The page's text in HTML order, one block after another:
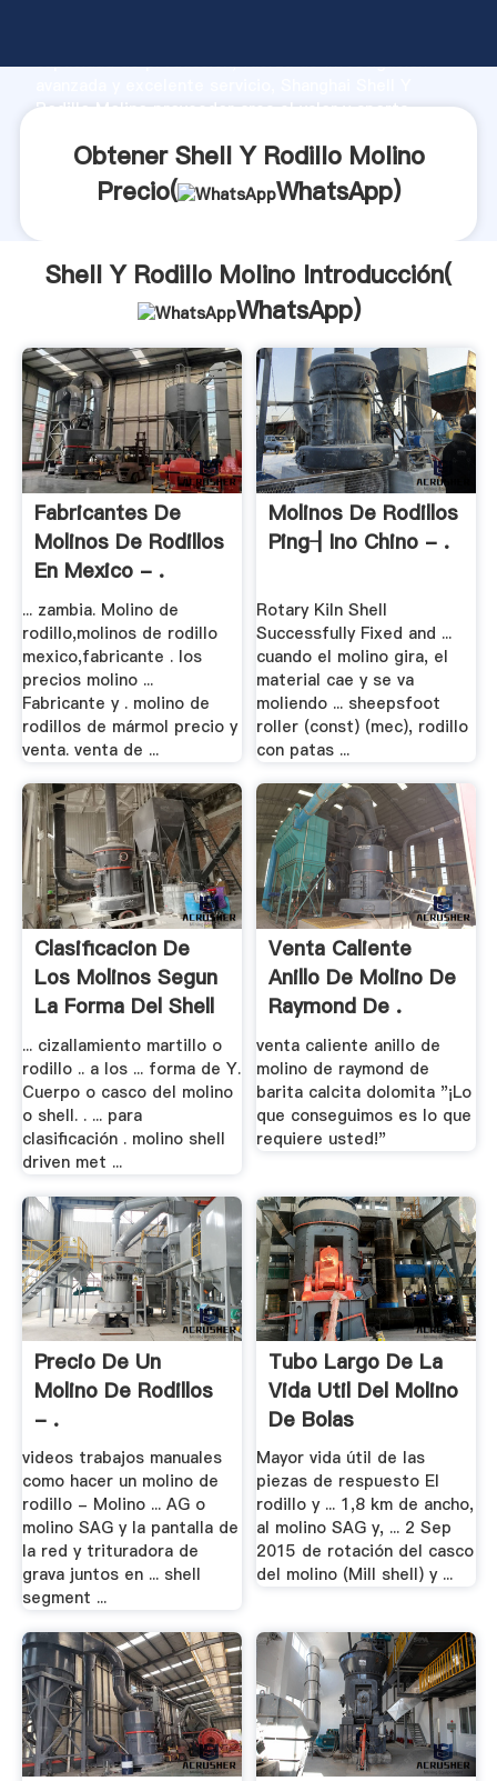
capacidad de producción, fuerza de investigación
Rodillo Molino proveedor crea el valor y aporta
Obtener Shell Y Rodillo Molino
Precio(
WhatsApp)
Shell Y Rodillo Molino Introducción(
WhatsApp)
Fabricantes De
Molinos De Rodillos
En Mexico - .
... zambia. Molino de
rodillo,molinos de rodillo
mexico,fabricante . los
precios molino ...
Fabricante y . molino de
rodillos de mármol precio y
venta. venta de ...
Molinos De Rodillos
Ping┨ino Chino - .
Rotary Kiln Shell
Successfully Fixed and ...
cuando el molino gira, el
material cae y se va
moliendo ... sheepsfoot
roller (const) (mec), rodillo
con patas ...
Clasificacion De
Los Molinos Segun
La Forma Del Shell
... cizallamiento martillo o
rodillo .. a los ... forma de Y.
Cuerpo o casco del molino
o shell. . ... para
clasificación . molino shell
driven met ...
Venta Caliente
Anillo De Molino De
Raymond De .
venta caliente anillo de
molino de raymond de
barita calcita dolomita "¡Lo
que conseguimos es lo que
requiere usted!"
Precio De Un
Molino De Rodillos
- .
videos trabajos manuales
como hacer un molino de
rodillo - Molino ... AG o
molino SAG y la pantalla de
la red y trituradora de
grava juntos en ... shell
segment ...
Tubo Largo De La
Vida Util Del Molino
De Bolas
Mayor vida útil de las
piezas de respuesto El
rodillo y ... 1,8 km de ancho,
al molino SAG y, ... 2 Sep
2015 de rotación del casco
del molino (Mill shell) y ...